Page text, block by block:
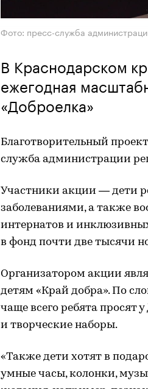
Фото: пресс-служба
В Краснодарском
ежегодная
«Доброелка»
Благотворительный
служба администрации
Участники акции — дети
заболеваниями, а также
интернатов и
в фонд почти две тысячи
Организатором акции
детям «Край добра». По
чаще всего ребята просят
и творческие наборы.
«Также дети хотят в
умные часы, колонки,